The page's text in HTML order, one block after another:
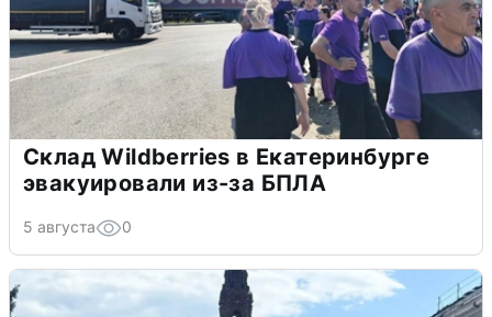
Склад Wildberries в Екатеринбурге
эвакуировали из-за БПЛА
5 августа 0